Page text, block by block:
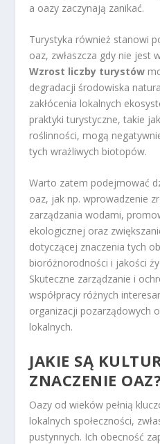
a oazy zaczynają zanikać.
Turystyka również stanowi
oaz, zwłaszcza gdy nie jest
Wzrost liczby turystów
degradacji środowiska
zakłócenia lokalnych
praktyki turystyczne, takie
roślinności, mogą
tych wrażliwych biotopów.
Warto zatem podejmować
oaz, jak np. wprowadzenie
zarządzania wodami,
ekologicznej oraz
dotyczącej znaczenia tych
bioróżnorodności i jakości
Skuteczne zarządzanie i
współpracy różnych
organizacji pozarządowych
lokalnych.
JAKIE SĄ
ZNACZENIE
Oazy od wieków pełnią
lokalnych społeczności,
pustynnych. Ich obecność